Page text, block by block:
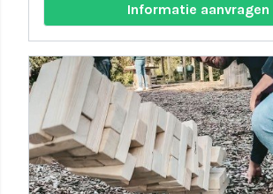
Informatie aanvragen